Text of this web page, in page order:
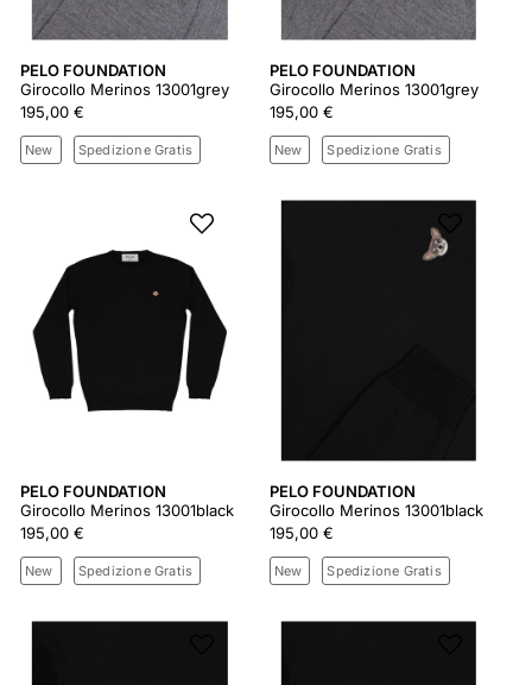
PELO FOUNDATION
Girocollo Merinos 13001grey
195,00 €
New Spedizione Gratis
PELO FOUNDATION
Girocollo Merinos 13001grey
195,00 €
New Spedizione Gratis
PELO FOUNDATION
Girocollo Merinos 13001black
195,00 €
New Spedizione Gratis
PELO FOUNDATION
Girocollo Merinos 13001black
195,00 €
New Spedizione Gratis